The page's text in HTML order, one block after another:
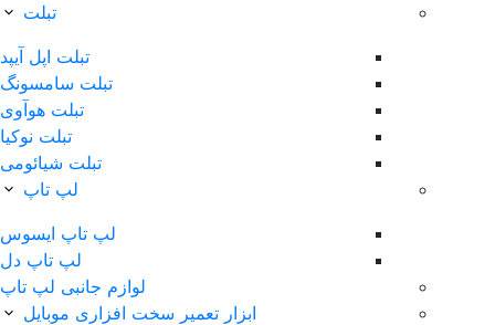
تبلت
تبلت اپل آیپد
تبلت سامسونگ
تبلت هوآوی
تبلت نوکیا
تبلت شیائومی
لپ تاپ
لپ‌ تاپ ایسوس
لپ تاپ دل
لوازم جانبی لپ تاپ
ابزار تعمیر سخت افزاری موبایل